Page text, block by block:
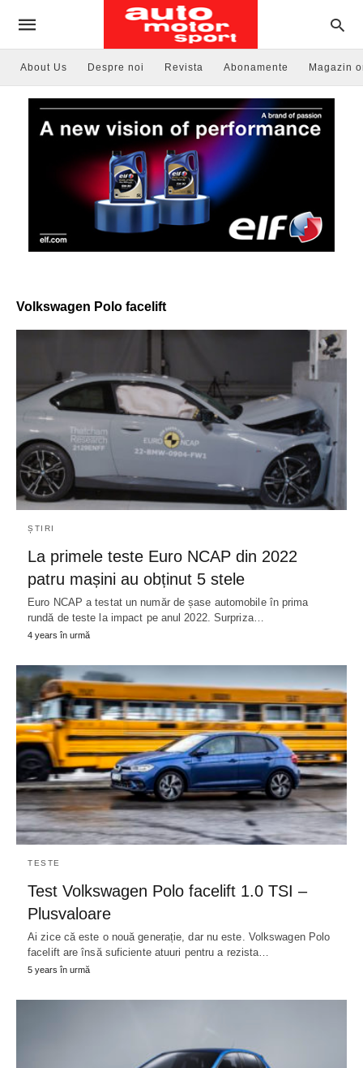
About Us Despre noi Revista Abonamente Magazin
Volkswagen Polo facelift
ȘTIRI
La primele teste Euro NCAP din 2022
patru mașini au obținut 5 stele
Euro NCAP a testat un număr de șase automobile în prima
rundă de teste la impact pe anul 2022. Surpriza…
4 years în urmă
TESTE
Test Volkswagen Polo facelift 1.0 TSI –
Plusvaloare
Ai zice că este o nouă generație, dar nu este. Volkswagen Polo
facelift are însă suficiente atuuri pentru a rezista…
5 years în urmă